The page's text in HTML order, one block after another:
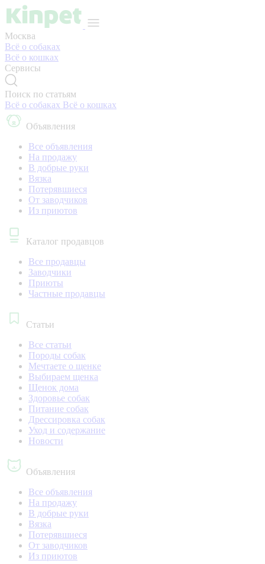
Москва
Всё о собаках
Всё о кошках
Сервисы
Поиск по статьям
Всё о собаках Всё о кошках
Объявления
Все объявления
На продажу
В добрые руки
Вязка
Потерявшиеся
От заводчиков
Из приютов
Каталог продавцов
Все продавцы
Заводчики
Приюты
Частные продавцы
Статьи
Все статьи
Породы собак
Мечтаете о щенке
Выбираем щенка
Щенок дома
Здоровье собак
Питание собак
Дрессировка собак
Уход и содержание
Новости
Объявления
Все объявления
На продажу
В добрые руки
Вязка
Потерявшиеся
От заводчиков
Из приютов